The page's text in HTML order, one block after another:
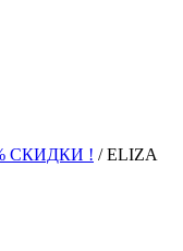
СКИДКИ ! / ELIZA